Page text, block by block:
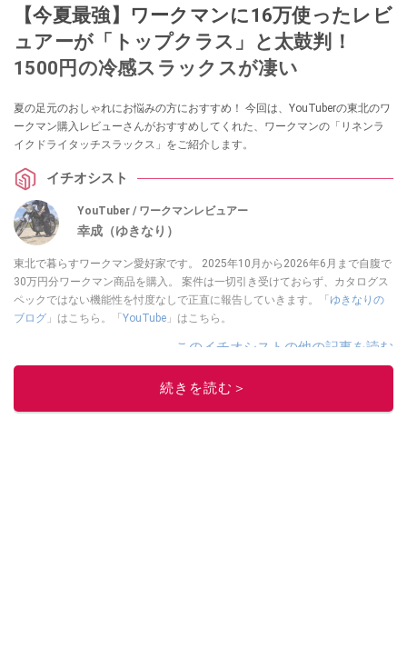
【今夏最強】ワークマンに16万使ったレビ
ュアーが「トップクラス」と太鼓判！
1500円の冷感スラックスが凄い
夏の足元のおしゃれにお悩みの方におすすめ！ 今回は、YouTuberの東北のワ
ークマン購入レビューさんがおすすめしてくれた、ワークマンの「リネンラ
イクドライタッチスラックス」をご紹介します。
イチオシスト
YouTuber / ワークマンレビュアー
幸成（ゆきなり）
東北で暮らすワークマン愛好家です。 2025年10月から2026年6月まで自腹で
30万円分ワークマン商品を購入。 案件は一切引き受けておらず、カタログス
ペックではない機能性を忖度なしで正直に報告していきます。「 ゆきなりの
ブログ 」はこちら。「 YouTube 」はこちら。
このイチオシストの他の記事を読む
続きを読む＞